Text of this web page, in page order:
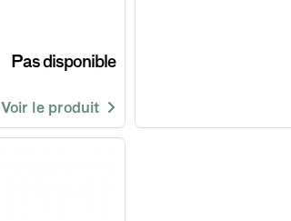
Pas disponible
Voir le produit